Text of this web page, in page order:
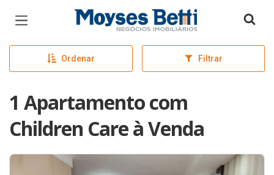
Página inicial
Ordenar Filtrar
1 Apartamento com
Children Care à Venda